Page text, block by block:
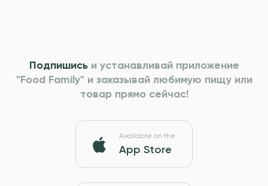
Подпишисьи устанавливай приложение
"Food Family" и заказывай любимую пищу или
товар прямо сейчас!
Available on the
App Store